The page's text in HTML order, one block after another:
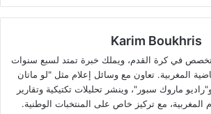
Karim Boukhris
في كرة القدم، ويملك خبرة تمتد لسبع سنوات
المغربية. تعاون مع وسائل إعلام مثل "لو ماتان
ماروك سبور"، وينشر تحليلات تكتيكية وتقارير
مع تركيز خاص على المنتخبات الوطنية.